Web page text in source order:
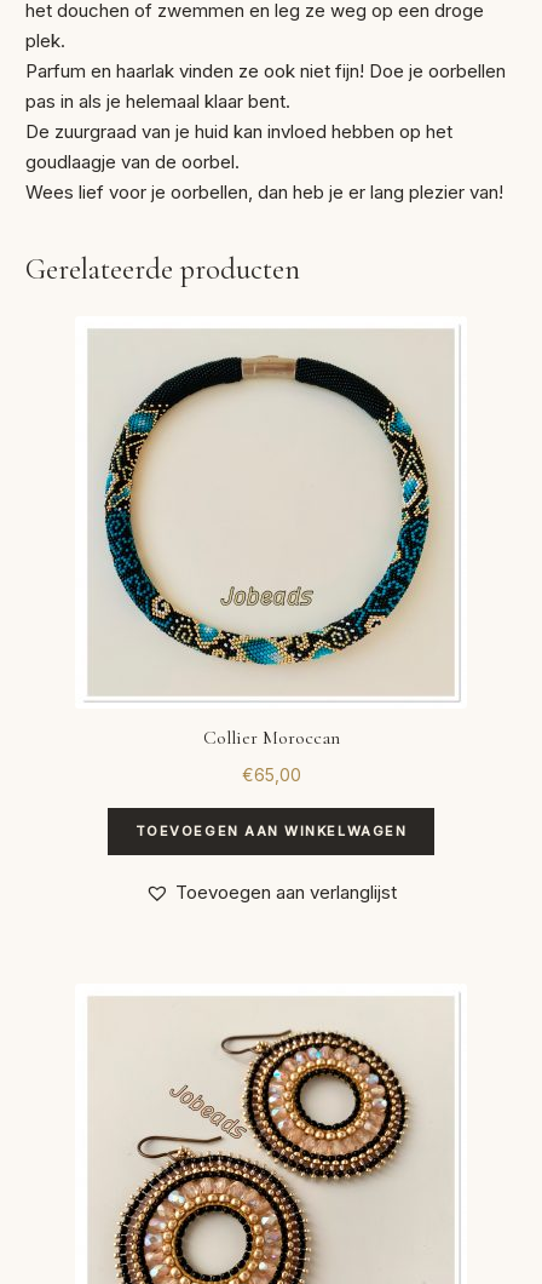
het douchen of zwemmen en leg ze weg op een droge
plek.
Parfum en haarlak vinden ze ook niet fijn! Doe je oorbellen
pas in als je helemaal klaar bent.
De zuurgraad van je huid kan invloed hebben op het
goudlaagje van de oorbel.
Wees lief voor je oorbellen, dan heb je er lang plezier van!
Gerelateerde producten
Collier Moroccan
€65,00
TOEVOEGEN AAN WINKELWAGEN
Toevoegen aan verlanglijst